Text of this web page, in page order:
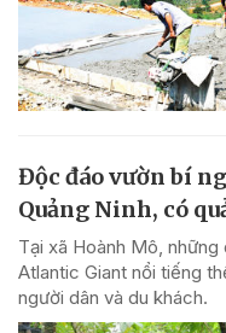
Độc đáo vườn bí
Quảng Ninh, có
Tại xã Hoành Mô,
Atlantic Giant nổi tiếng
người dân và du khách.